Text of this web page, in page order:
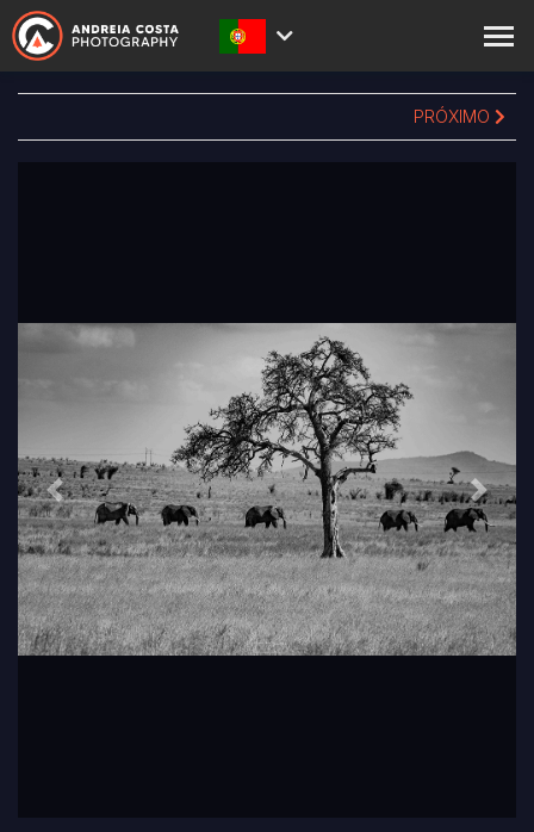
SOBRE
PRÓXIMO
Anterior